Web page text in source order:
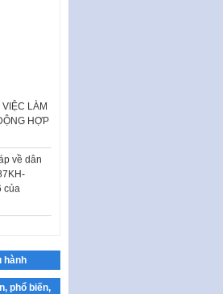
về dân
của
trí khai
bàn
thi
tảng tư
hành
phổ biến,